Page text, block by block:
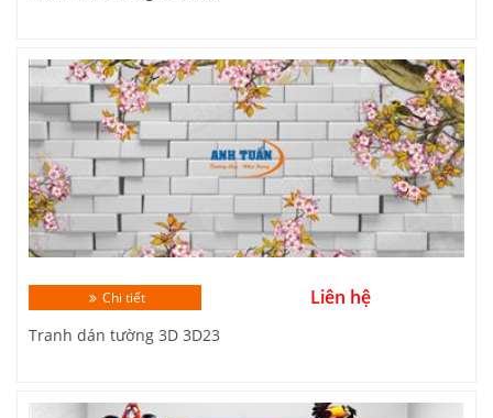
Chi tiết Liên hệ
Tranh dán tường 3D 3D23